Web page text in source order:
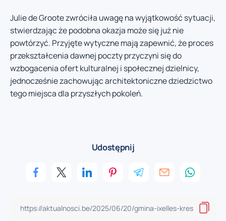
Julie de Groote zwróciła uwagę na wyjątkowość sytuacji,
stwierdzając że podobna okazja może się już nie
powtórzyć. Przyjęte wytyczne mają zapewnić, że proces
przekształcenia dawnej poczty przyczyni się do
wzbogacenia ofert kulturalnej i społecznej dzielnicy,
jednocześnie zachowując architektoniczne dziedzictwo
tego miejsca dla przyszłych pokoleń.
Udostępnij